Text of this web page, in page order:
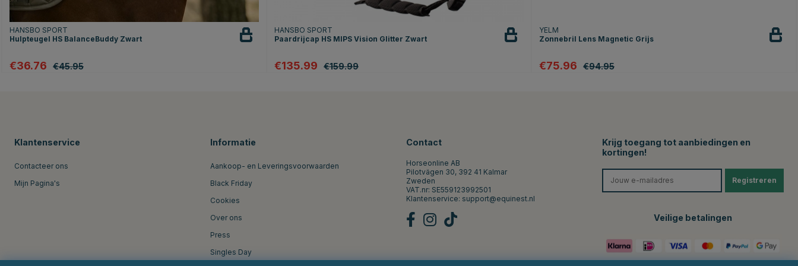
HANSBO SPORT
Hulpteugel HS BalanceBuddy Zwart
€36.76 €45.95
HANSBO SPORT
Paardrijcap HS MIPS Vision Glitter Zwart
€135.99 €159.99
YELM
Zonnebril Lens Magnetic Grijs
€75.96 €94.95
Klantenservice
Contacteer ons
Mijn Pagina's
Informatie
Aankoop- en Leveringsvoorwaarden
Black Friday
Cookies
Over ons
Press
Singles Day
Contact
Horseonline AB
Pilotvägen 30, 392 41 Kalmar
Zweden
VAT.nr: SE559123992501
Klantenservice: support@equinest.nl
Krijg toegang tot aanbiedingen en
kortingen!
Registreren
Veilige betalingen